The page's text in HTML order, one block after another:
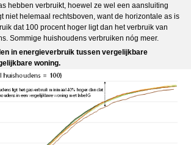
hebben verbruikt, hoewel ze wel een aansluiting
niet helemaal rechtsboven, want de horizontale as is
dat 100 procent hoger ligt dan het verbruik van
Sommige huishoudens verbruiken nóg meer.
in energieverbruik tussen vergelijkbare
woning.